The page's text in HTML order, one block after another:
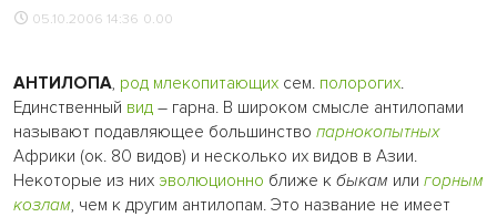
05.10.2006 14:36 0.00
АНТИЛОПА, род млекопитающих сем. полорогих.
Единственный вид – гарна. В широком смысле антилопами
называют подавляющее большинство парнокопытных
Африки (ок. 80 видов) и несколько их видов в Азии.
Некоторые из них эволюционно ближе к быкам или горным
козлам, чем к другим антилопам. Это название не имеет